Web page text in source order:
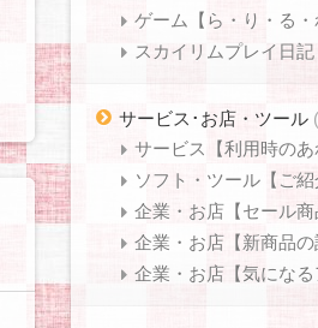
ゲーム【ら・り・る・
スカイリムプレイ日記
サービス･お店・ツール
サービス【利用時のあ
ソフト・ツール【ご紹
企業・お店【セール商
企業・お店【新商品の
企業・お店【気になる